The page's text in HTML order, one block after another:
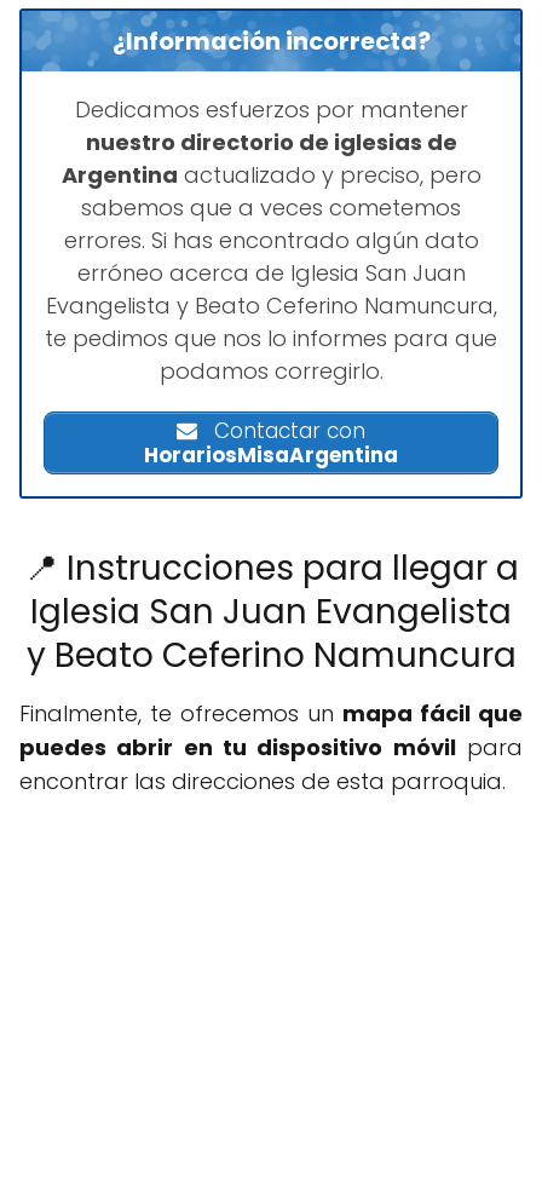
¿Información incorrecta?
Dedicamos esfuerzos por mantener
nuestro directorio de iglesias de
Argentina actualizado y preciso, pero
sabemos que a veces cometemos
errores. Si has encontrado algún dato
erróneo acerca de Iglesia San Juan
Evangelista y Beato Ceferino Namuncura,
te pedimos que nos lo informes para que
podamos corregirlo.
Contactar con
HorariosMisaArgentina
📍 Instrucciones para llegar a
Iglesia San Juan Evangelista
y Beato Ceferino Namuncura
Finalmente, te ofrecemos un mapa fácil que
puedes abrir en tu dispositivo móvilpara
encontrar las direcciones de esta parroquia.